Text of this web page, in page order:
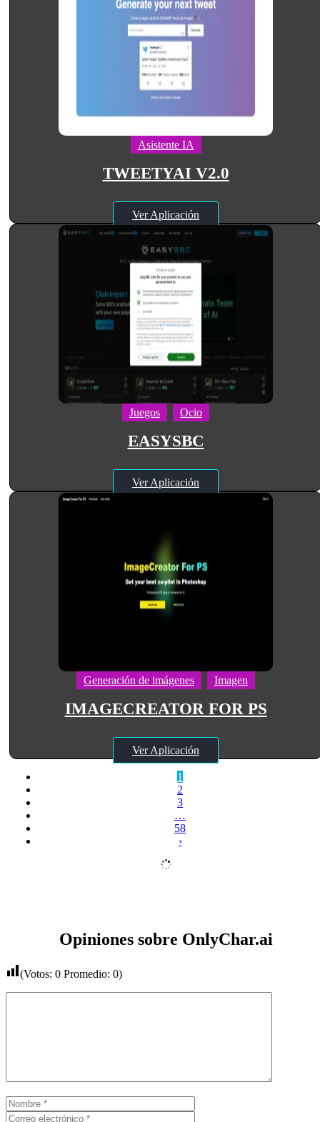
Asistente IA
TWEETYAI V2.0
Ver Aplicación
Juegos Ocio
EASYSBC
Ver Aplicación
Generación de imágenes Imagen
IMAGECREATOR FOR PS
Ver Aplicación
1
2
3
…
58
›
Opiniones sobre OnlyChar.ai
(Votos: 0 Promedio: 0)
Nombre
electrónico